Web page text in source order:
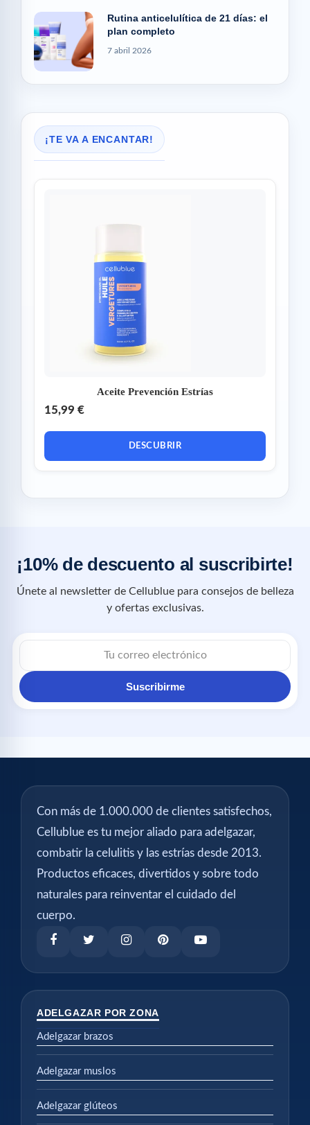
Rutina anticelulítica de 21 días: el
plan completo
7 abril 2026
¡TE VA A ENCANTAR!
Aceite Prevención Estrías
15,99 €
DESCUBRIR
¡10% de descuento al suscribirte!
Únete al newsletter de Cellublue para consejos de belleza
y ofertas exclusivas.
Suscribirme
Con más de 1.000.000 de clientes satisfechos,
Cellublue es tu mejor aliado para adelgazar,
combatir la celulitis y las estrías desde 2013.
Productos eficaces, divertidos y sobre todo
naturales para reinventar el cuidado del
cuerpo.
ADELGAZAR POR ZONA
Adelgazar brazos
Adelgazar muslos
Adelgazar glúteos